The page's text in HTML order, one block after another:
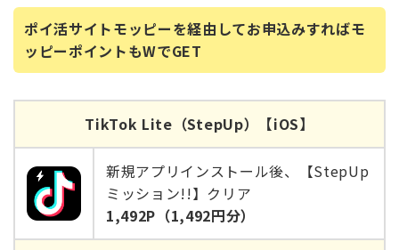
ポイ活サイトモッピーを経由してお申込みすればモ
ッピーポイントもWでGET
TikTok Lite（StepUp）【iOS】
新規アプリインストール後、【StepUp
ミッション!!】クリア
1,492P（1,492円分）